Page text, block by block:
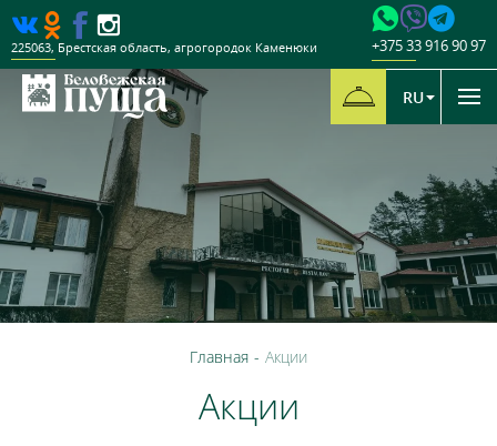
+375 33 916 90 97
225063, Брестская область, агрогородок Каменюки
RU
Главная - Акции
Акции